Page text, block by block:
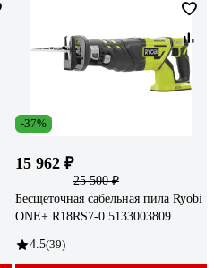
-37%
15 962 ₽
25 500 ₽
Бесщеточная сабельная пила Ryobi
ONE+ R18RS7-0 5133003809
4.5(39)